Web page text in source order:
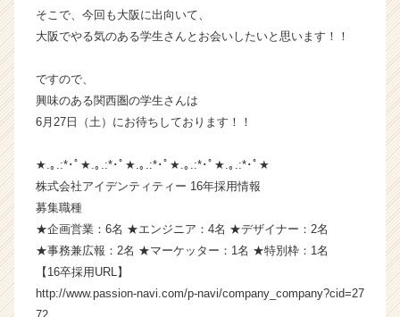
チ
ャ
長
業
ら
ス
ウ
く
そこで、今回も大阪に出向いて、
大阪でやる気のある学生さんとお会いしたいと思います！！
ですので、
興味のある関西圏の学生さんは
6月27日（土）にお待ちしております！！
★.｡.:*･ﾟ★.｡.:*･ﾟ★.｡.:*･ﾟ★.｡.:*･ﾟ★.｡.:*･ﾟ★
株式会社アイデンティティー 16年採用情報
募集職種
★企画営業：6名 ★エンジニア：4名 ★デザイナー：2名
★事務兼広報：2名 ★マーケッター：1名 ★特別枠：1名
【16卒採用URL】
http://www.passion-navi.com/p-navi/company_company?cid=27